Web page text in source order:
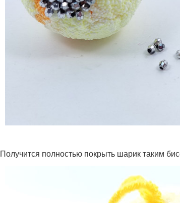
Получится полностью покрыть шарик таким